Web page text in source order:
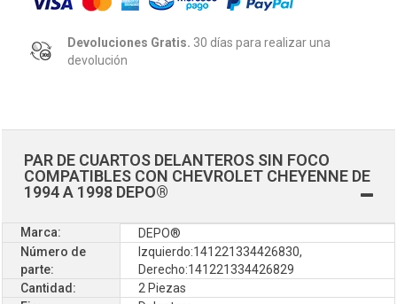
Devoluciones Gratis. 30 días para realizar una
devolución
PAR DE CUARTOS DELANTEROS SIN FOCO
COMPATIBLES CON CHEVROLET CHEYENNE DE
1994 A 1998 DEPO®
Marca:
DEPO®
Número de
parte:
Izquierdo:141221334426830,
Derecho:141221334426829
Cantidad:
2 Piezas